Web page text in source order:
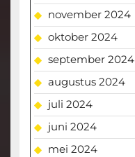
november 2024
oktober 2024
september 2024
augustus 2024
juli 2024
juni 2024
mei 2024